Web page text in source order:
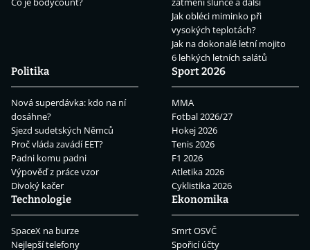
Jak obléci miminko při
vysokých teplotách?
Jak na dokonalé letní mojito
6 lehkých letních salátů
Politika
Nová superdávka: kdo na ní
dosáhne?
Sjezd sudetských Němců
Proč vláda zavádí EET?
Padni komu padni
Výpověď z práce vzor
Divoký kačer
Sport 2026
MMA
Fotbal 2026/27
Hokej 2026
Tenis 2026
F1 2026
Atletika 2026
Cyklistika 2026
Technologie
SpaceX na burze
Nejlepší telefony
Ekonomika
Smrt OSVČ
Spořicí účty